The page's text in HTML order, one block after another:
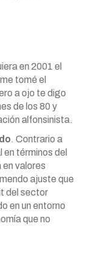
en 2001 el
tomé el
a ojo te digo
de los 80 y
alfonsinista.
. Contrario a
términos del
valores
ajuste que
del sector
en un entorno
que no